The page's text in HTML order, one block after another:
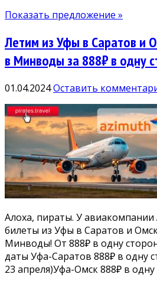
Показать предложение »
Летим из Уфы в Саратов и
в Минводы за 888₽ в одну
01.04.2024Оставить
Алоха, пираты. У
билеты из Уфы в Саратов и
Минводы! От 888₽ в одну
даты Уфа-Саратов 888₽ в одну
23 апреля)Уфа-Омск 888₽ в одну